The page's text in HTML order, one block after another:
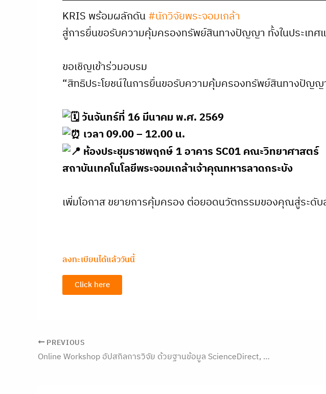
KRIS พร้อมผลักดัน#นักวิจัยพระจอมเกล้า
สู่การยื่นขอรับความคุ้มครองทรัพย์สินทางปัญญา ทั้งในประเทศแ
ขอเชิญเข้าร่วมอบรม
“สิทธิประโยชน์ในการยื่นขอรับความคุ้มครองทรัพย์สินทางปัญญา
วันจันทร์ที่ 16 มีนาคม พ.ศ. 2569
เวลา 09.00 – 12.00 น.
ห้องประชุมราชพฤกษ์ 1 อาคาร SC01 คณะวิทยาศาสตร์
สถาบันเทคโนโลยีพระจอมเกล้าเจ้าคุณทหารลาดกระบัง
เพิ่มโอกาส ขยายการคุ้มครอง ต่อยอดนวัตกรรมของคุณสู่ระดับ
ลงทะเบียนได้แล้ววันนี้
Click here
PREVIOUS
Online Workshop อัปสกิลการวิจัย ด้วยฐานข้อมูล ScienceDirect, Scopus, ScienceDirect AI and LeapSpace